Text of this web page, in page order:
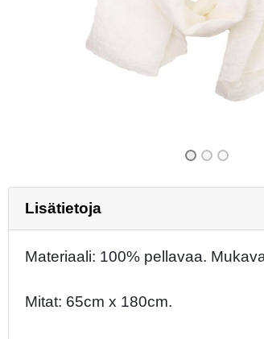
Previous
Lisätietoja
Materiaali: 100% pellavaa.
Mitat: 65cm x 180cm.